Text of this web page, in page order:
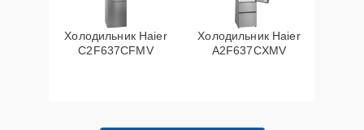
Холодильник Haier
C2F637CFMV
Холодильник Haier
A2F637CXMV